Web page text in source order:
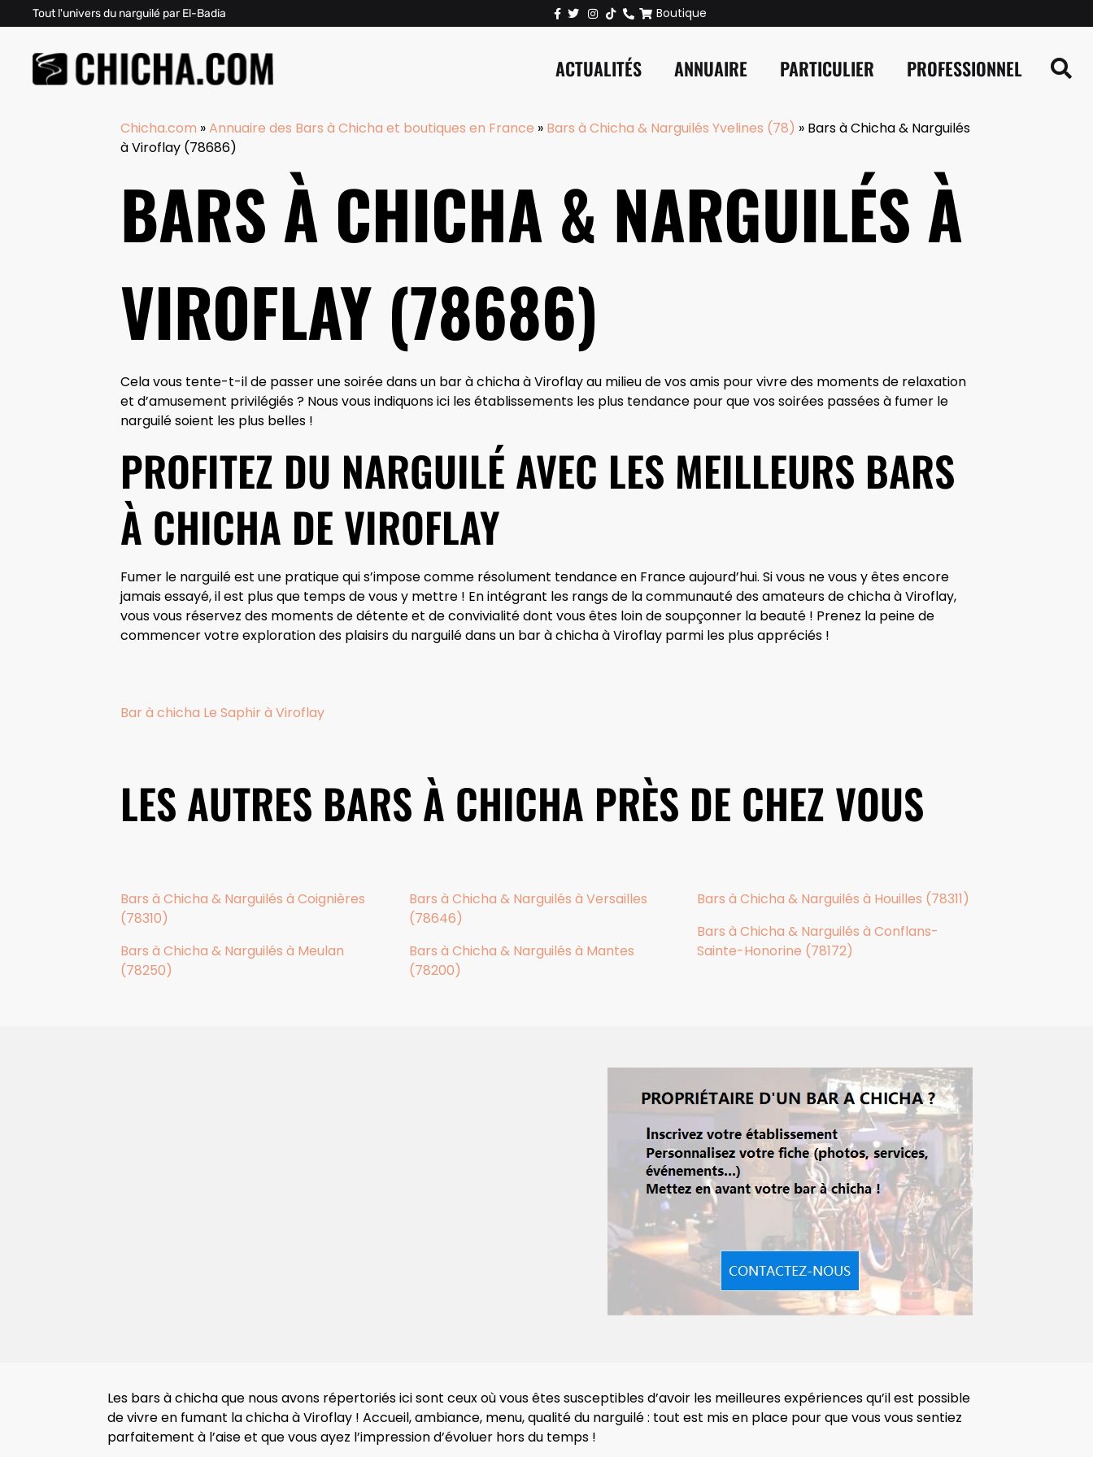
Tout l'univers du narguilé par El-Badia Boutique
ACTUALITÉS ANNUAIRE PARTICULIER PROFESSIONNEL
Chicha.com »Annuaire des Bars à Chicha et boutiques en France » Bars à Chicha & Narguilés Yvelines (78) » Bars à Chicha & Narguilés
à Viroflay (78686)
BARS À CHICHA & NARGUILÉS À
VIROFLAY (78686)
Cela vous tente-t-il de passer une soirée dans un bar à chicha à Viroflay au milieu de vos amis pour vivre des moments de relaxation
et d’amusement privilégiés ? Nous vous indiquons ici les établissements les plus tendance pour que vos soirées passées à fumer le
narguilé soient les plus belles !
PROFITEZ DU NARGUILÉ AVEC LES MEILLEURS BARS
À CHICHA DE VIROFLAY
Fumer le narguilé est une pratique qui s’impose comme résolument tendance en France aujourd’hui. Si vous ne vous y êtes encore
jamais essayé, il est plus que temps de vous y mettre ! En intégrant les rangs de la communauté des amateurs de chicha à Viroflay,
vous vous réservez des moments de détente et de convivialité dont vous êtes loin de soupçonner la beauté ! Prenez la peine de
commencer votre exploration des plaisirs du narguilé dans un bar à chicha à Viroflay parmi les plus appréciés !
Bar à chicha Le Saphir à Viroflay
LES AUTRES BARS À CHICHA PRÈS DE CHEZ VOUS
Bars à Chicha & Narguilés à Coignières
(78310)
Bars à Chicha & Narguilés à Meulan
(78250)
Bars à Chicha & Narguilés à Versailles
(78646)
Bars à Chicha & Narguilés à Mantes
(78200)
Bars à Chicha & Narguilés à Houilles (78311)
Bars à Chicha & Narguilés à Conflans-
Sainte-Honorine (78172)
Les bars à chicha que nous avons répertoriés ici sont ceux où vous êtes susceptibles d’avoir les meilleures expériences qu’il est possible
de vivre en fumant la chicha à Viroflay ! Accueil, ambiance, menu, qualité du narguilé : tout est mis en place pour que vous vous sentiez
parfaitement à l’aise et que vous ayez l’impression d’évoluer hors du temps !